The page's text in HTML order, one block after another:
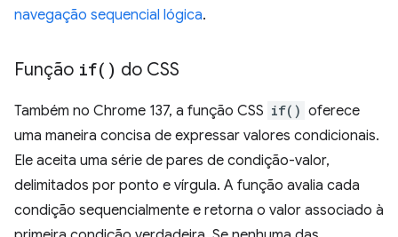
navegação sequencial lógica.
Função if( ) do CSS
Também no Chrome 137, a função CSS if() oferece
uma maneira concisa de expressar valores condicionais.
Ele aceita uma série de pares de condição-valor,
delimitados por ponto e vírgula. A função avalia cada
condição sequencialmente e retorna o valor associado à